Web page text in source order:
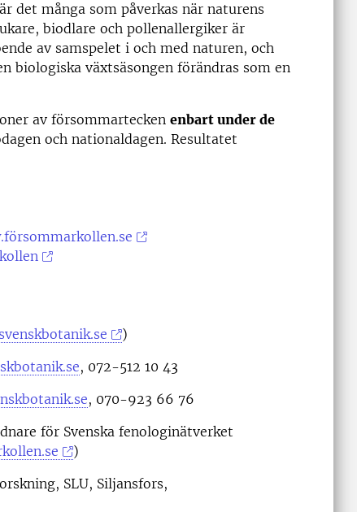
det många som påverkas när naturens
biodlare och pollenallergiker är
av samspelet i och med naturen, och
biologiska växtsäsongen förändras som en
av försommartecken enbart under de
och nationaldagen. Resultatet
)
, 072-512 10 43
, 070-923 66 76
för Svenska fenologinätverket
)
SLU, Siljansfors,